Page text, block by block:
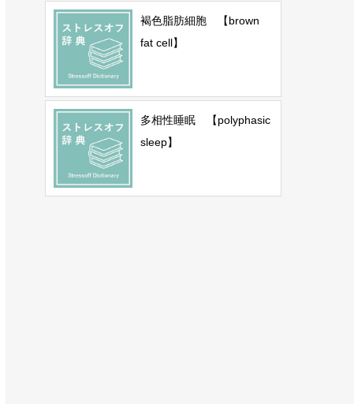
褐色脂肪細胞 【brown
fat cell】
多相性睡眠 【polyphasic
sleep】